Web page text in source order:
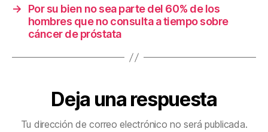
→
Por su bien no sea parte del 60% de los
hombres que no consulta a tiempo sobre
cáncer de próstata
Deja una respuesta
Tu dirección de correo electrónico no será publicada.